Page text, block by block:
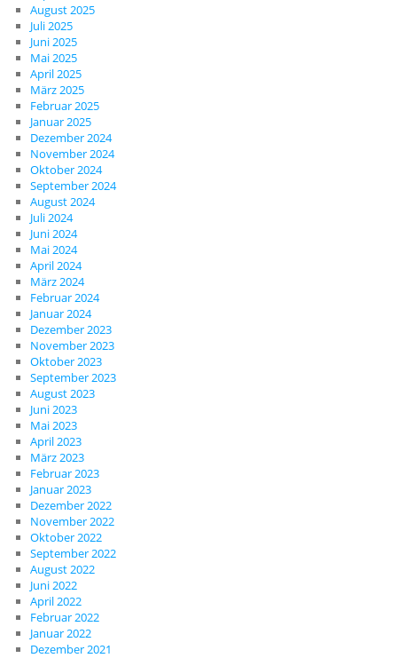
August 2025
Juli 2025
Juni 2025
Mai 2025
April 2025
März 2025
Februar 2025
Januar 2025
Dezember 2024
November 2024
Oktober 2024
September 2024
August 2024
Juli 2024
Juni 2024
Mai 2024
April 2024
März 2024
Februar 2024
Januar 2024
Dezember 2023
November 2023
Oktober 2023
September 2023
August 2023
Juni 2023
Mai 2023
April 2023
März 2023
Februar 2023
Januar 2023
Dezember 2022
November 2022
Oktober 2022
September 2022
August 2022
Juni 2022
April 2022
Februar 2022
Januar 2022
Dezember 2021